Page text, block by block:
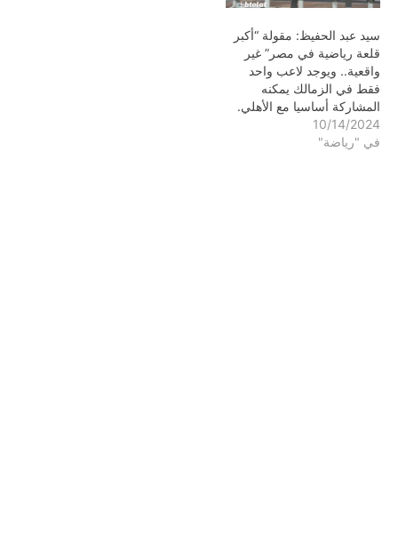
سيد عبد الحفيظ: مقولة “أكبر
قلعة رياضية في مصر” غير
واقعية.. ويوجد لاعب واحد
فقط في الزمالك يمكنه
المشاركة أساسيا مع الأهلي.
10/14/2024
في "رياضة"